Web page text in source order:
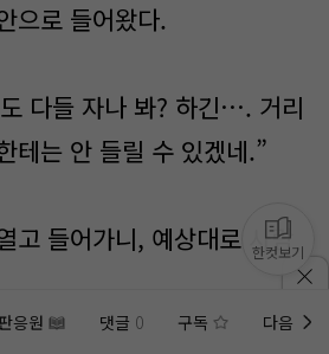
으로 들어왔다.
다들 자나 봐? 하긴…. 거리
테는 안 들릴 수 있겠네.”
고 들어가니, 예상대로 사람
응원 댓글 0 구독 다음
한컷보기
하기 미노벨 앱설치하기